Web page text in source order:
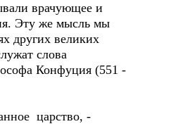
врачующее и
Эту же мысль мы
других великих
слова
Конфуция (551 -
царство, -